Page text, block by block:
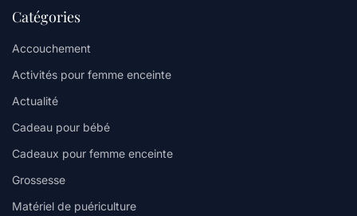
Catégories
Accouchement
Activités pour femme enceinte
Actualité
Cadeau pour bébé
Cadeaux pour femme enceinte
Grossesse
Matériel de puériculture